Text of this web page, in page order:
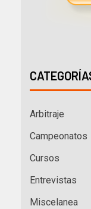
Arbitraje
Campeonatos
Cursos
Entrevistas
Miscelanea